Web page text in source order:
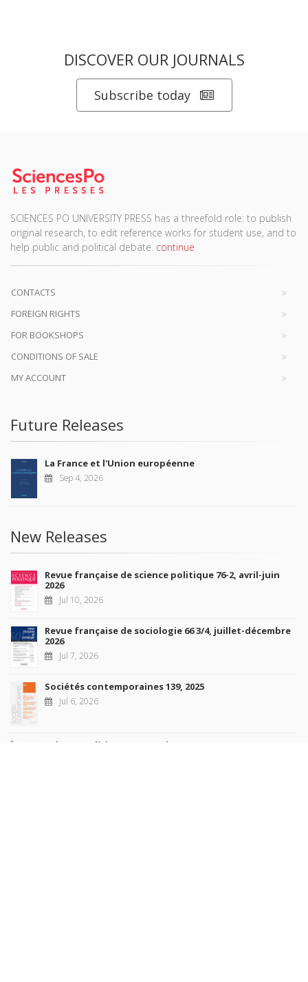
DISCOVER OUR JOURNALS
Subscribe today
SCIENCES PO UNIVERSITY PRESS has a threefold role: to publish
original research, to edit reference works for student use, and to
help public and political debate. continue
CONTACTS
FOREIGN RIGHTS
FOR BOOKSHOPS
CONDITIONS OF SALE
MY ACCOUNT
Future Releases
La France et l'Union européenne
Sep 4, 2026
New Releases
Revue française de science politique 76-2, avril-juin
2026
Jul 10, 2026
Revue française de sociologie 66 3/4, juillet-décembre
2026
Jul 7, 2026
Sociétés contemporaines 139, 2025
Jul 6, 2026
Raisons politiques 102, mai 2026